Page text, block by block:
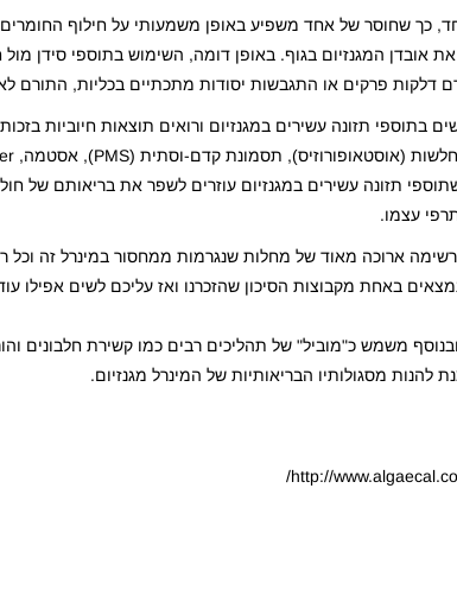
יחד, כך שחוסר של אחד משפיע באופן משמעותי על חילוף
המגנזיום בגוף. באופן דומה, השימוש בתוספי סידן מול
דלקות פרקים או התגבשות יסודות מתכתיים בכליות, התורם
תזונה עשירים במגנזיום ורואים תוצאות חיוביות בזכות
תזונה עשירים במגנזיום עוזרים לשפר את בריאותם של
עצמו.
ארוכה מאוד של מחלות שנגרמות ממחסור במינרל זה וכל
באחת מקבוצות הסיכון שהזכרנו ואז עליכם לשים אפילו
משמש כ"מוביל" של תהליכים רבים כמו קשירת חלבונים
מסגולותיו הבריאותיות של המינרל מגנזיום.
http://